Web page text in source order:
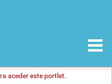
aceder este portlet.